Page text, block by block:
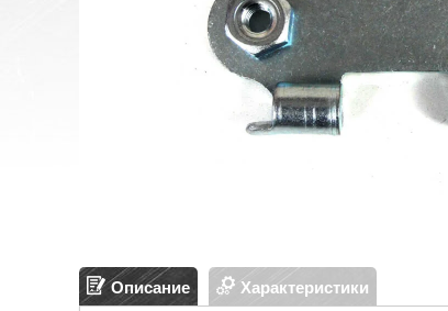
Описание Характеристики